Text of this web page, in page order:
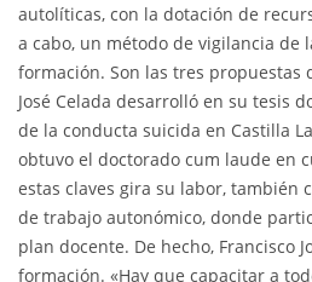
autolíticas, con la dotación de
a cabo, un método de vigilancia de
formación. Son las tres propuestas
José Celada desarrolló en su tesis
de la conducta suicida en Castilla
obtuvo el doctorado cum laude en
estas claves gira su labor, también
de trabajo autonómico, donde
plan docente. De hecho, Francisco
formación. «Hay que capacitar a